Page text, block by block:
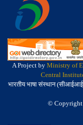
A Project by Ministry of
Central
भारतीय भाषा संस्थान
© Copyright